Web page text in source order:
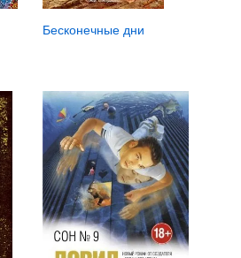
Бесконечные дни